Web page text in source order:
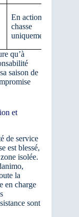
En action de
chasse
uniquement
qu’à
saison de
et
de service
est blessé,
isolée.
la
en charge
sont